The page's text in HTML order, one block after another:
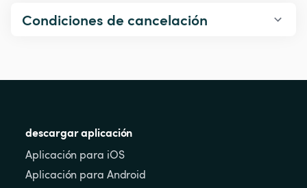
Condiciones de cancelación
descargar aplicación
Aplicación para iOS
Aplicación para Android